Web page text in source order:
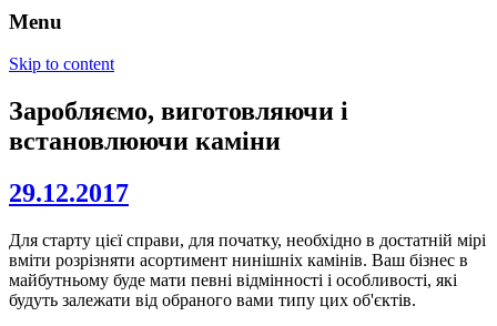
Menu
Skip to content
Заробляємо, виготовляючи і
встановлюючи каміни
29.12.2017
Для старту цієї справи, для початку, необхідно в достатній мірі
вміти розрізняти асортимент нинішніх камінів. Ваш бізнес в
майбутньому буде мати певні відмінності і особливості, які
будуть залежати від обраного вами типу цих об'єктів.